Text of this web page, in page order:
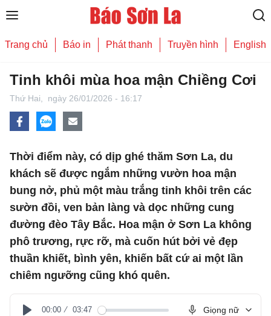
Trang chủ Báo in Phát thanh Truyền hình English
Tinh khôi mùa hoa mận Chiềng Cơi
Thứ Hai, ngày 26/01/2026 - 16:17
Thời điểm này, có dịp ghé thăm Sơn La, du
khách sẽ được ngắm những vườn hoa mận
bung nở, phủ một màu trắng tinh khôi trên các
sườn đồi, ven bản làng và dọc những cung
đường đèo Tây Bắc. Hoa mận ở Sơn La không
phô trương, rực rỡ, mà cuốn hút bởi vẻ đẹp
thuần khiết, bình yên, khiến bất cứ ai một lần
chiêm ngưỡng cũng khó quên.
00:00 03:47 Giọng nữ